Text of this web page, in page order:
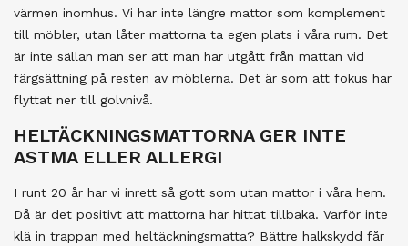
värmen inomhus. Vi har inte längre mattor som komplement
till möbler, utan låter mattorna ta egen plats i våra rum. Det
är inte sällan man ser att man har utgått från mattan vid
färgsättning på resten av möblerna. Det är som att fokus har
flyttat ner till golvnivå.
HELTÄCKNINGSMATTORNA GER INTE
ASTMA ELLER ALLERGI
I runt 20 år har vi inrett så gott som utan mattor i våra hem.
Då är det positivt att mattorna har hittat tillbaka. Varför inte
klä in trappan med heltäckningsmatta? Bättre halkskydd får